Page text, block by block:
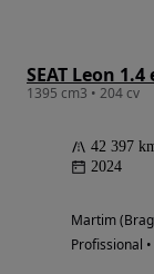
SEAT Leon 1.4
1395 cm3 • 204 cv
42 397
2024
Martim
Profissional